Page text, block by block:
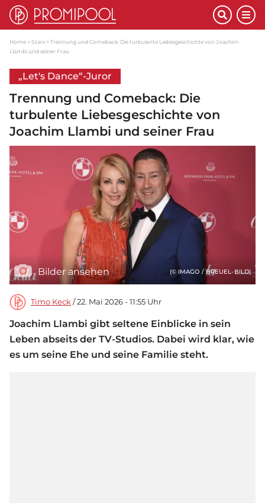
Home Stars
Trennung und Comeback: Die turbulente Liebesgeschichte von Joachim
Llambi und seiner Frau
„Let's Dance“-Juror
Trennung und Comeback: Die
turbulente Liebesgeschichte von
Joachim Llambi und seiner Frau
Bilder ansehen (© IMAGO / BREUEL-BILD)
Timo Keck / 22. Mai 2026 - 11:55 Uhr
Joachim Llambi gibt seltene Einblicke in sein
Leben abseits der TV-Studios. Dabei wird klar, wie
es um seine Ehe und seine Familie steht.